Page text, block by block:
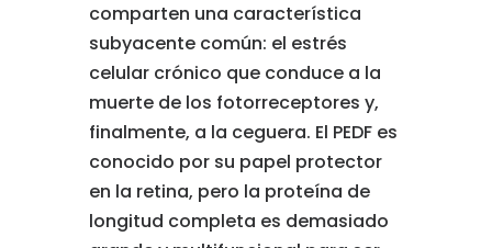
comparten una característica
subyacente común: el estrés
celular crónico que conduce a la
muerte de los fotorreceptores y,
finalmente, a la ceguera. El PEDF es
conocido por su papel protector
en la retina, pero la proteína de
longitud completa es demasiado